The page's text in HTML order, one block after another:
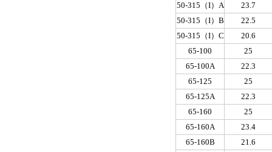
50-315（I）A
23.7
50-315（I）B
22.5
50-315（I）C
20.6
65-100
25
65-100A
22.3
65-125
25
65-125A
22.3
65-160
25
65-160A
23.4
65-160B
21.6